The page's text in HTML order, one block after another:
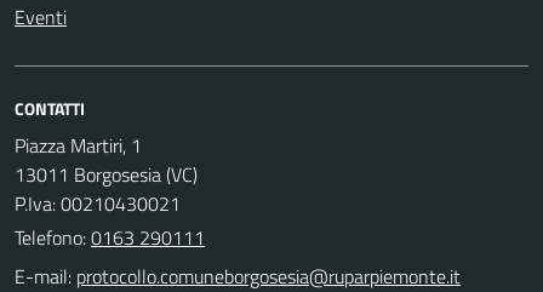
Eventi
CONTATTI
Piazza Martiri, 1
13011 Borgosesia (VC)
P.Iva: 00210430021
Telefono:0163 290111
E-mail: